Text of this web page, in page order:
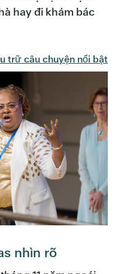
hay đi khám bác
trữ câu chuyện nổi bật
nhìn rõ